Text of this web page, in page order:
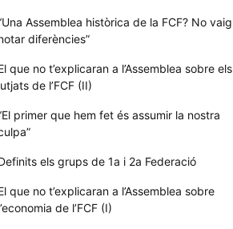
Assemblea històrica de la FCF? No vaig
diferències”
que no t’explicaran a l’Assemblea sobre els
de l’FCF (II)
primer que hem fet és assumir la nostra
els grups de 1a i 2a Federació
que no t’explicaran a l’Assemblea sobre
de l’FCF (I)